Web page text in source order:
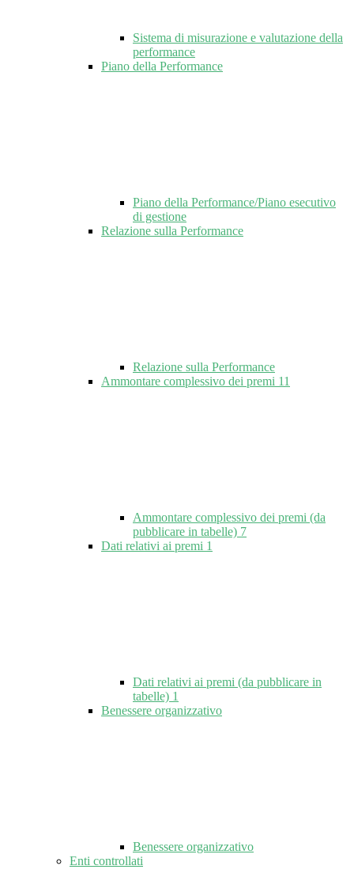
Sistema di misurazione e valutazione della
performance
Piano della Performance
Piano della Performance/Piano esecutivo
di gestione
Relazione sulla Performance
Relazione sulla Performance
Ammontare complessivo dei premi 11
Ammontare complessivo dei premi (da
pubblicare in tabelle) 7
Dati relativi ai premi 1
Dati relativi ai premi (da pubblicare in
tabelle) 1
Benessere organizzativo
Benessere organizzativo
Enti controllati